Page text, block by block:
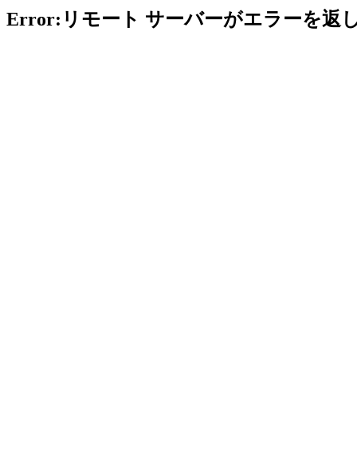
Error:リモート サーバーがエラーを返